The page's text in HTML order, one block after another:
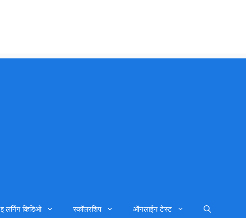
इ लर्निग व्हिडिओ स्कॉलरशिप ऑनलाईन टेस्ट